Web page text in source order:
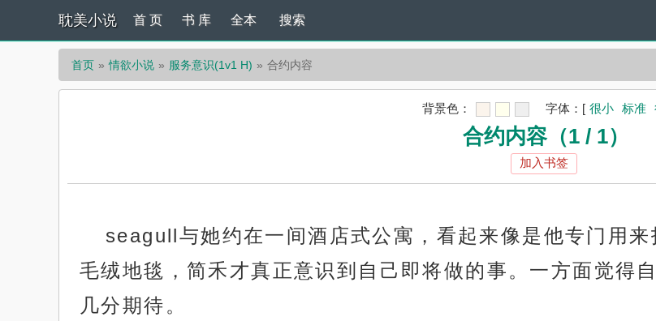
耽美小说 首 页 书 库 全本 搜索
首页 情欲小说 服务意识(1v1 H) 合约内容
背景色： 字体： [ 很小 标准
合约内容（1 / 1）
加入书签
seagull与她约在一间酒店式公寓，看起来像是他专门用
毛绒地毯，简禾才真正意识到自己即将做的事。一方面觉得
几分期待。